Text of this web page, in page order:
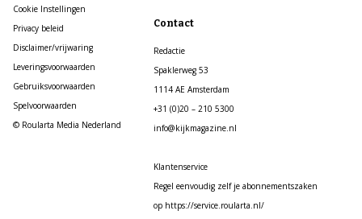
Cookie Instellingen
Privacy beleid
Disclaimer/vrijwaring
Leveringsvoorwaarden
Gebruiksvoorwaarden
Spelvoorwaarden
© Roularta Media Nederland
Contact
Redactie
Spaklerweg 53
1114 AE Amsterdam
+31 (0)20 – 210 5300
info@kijkmagazine.nl
Klantenservice
Regel eenvoudig zelf je abonnementszaken
op https://service.roularta.nl/